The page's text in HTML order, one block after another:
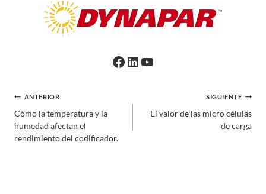
Facebook LinkedIn YouTube
Navegación
de
entradas
ANTERIOR
Cómo la temperatura y la
humedad afectan el
rendimiento del codificador.
SIGUIENTE
El valor de las micro células
de carga